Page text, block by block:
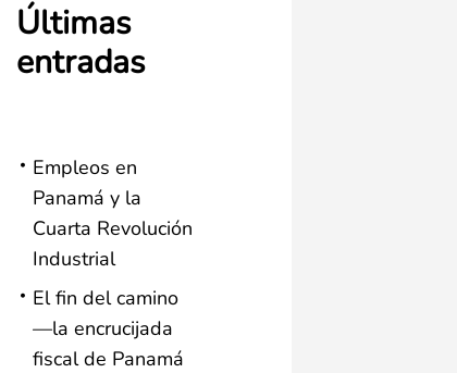
Últimas
entradas
Empleos en
Panamá y la
Cuarta Revolución
Industrial
El fin del camino
—la encrucijada
fiscal de Panamá